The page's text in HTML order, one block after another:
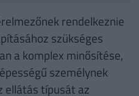
rendelkeznie
szükséges
a komplex minősítése,
személynek
ellátás típusát az